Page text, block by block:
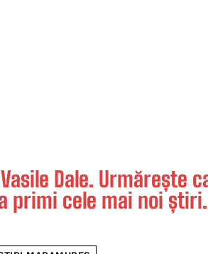
Dale. Urmărește
primi cele mai noi știri.